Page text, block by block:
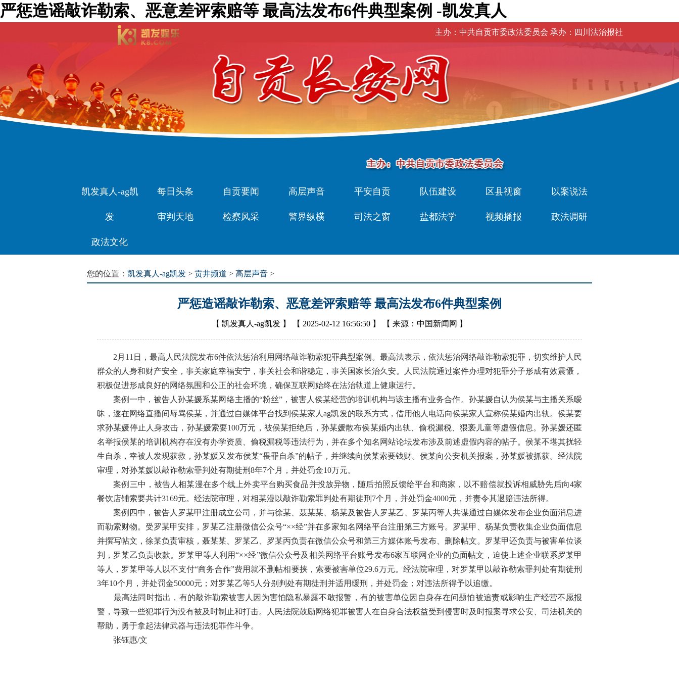
严惩造谣敲诈勒索、恶意差评索赔等 最高法发布6件典型案例 -凯发真人
主办：中共自贡市委政法委员会 承办：四川法治报社
凯发真人-ag凯
发
每日头条 自贡要闻 高层声音 平安自贡 队伍建设 区县视窗 以案说法
审判天地 检察风采 警界纵横 司法之窗 盐都法学 视频播报 政法调研
政法文化
您的位置： 凯发真人-ag凯发 > 贡井频道 > 高层声音 >
严惩造谣敲诈勒索、恶意差评索赔等 最高法发布6件典型案例
【 凯发真人-ag凯发 】 【 2025-02-12 16:56:50 】 【 来源：中国新闻网 】
2月11日，最高人民法院发布6件依法惩治利用网络敲诈勒索犯罪典型案例。最高法表示，依法惩治网络敲诈勒索犯罪，切实维护人民
群众的人身和财产安全，事关家庭幸福安宁，事关社会和谐稳定，事关国家长治久安。人民法院通过案件办理对犯罪分子形成有效震慑，
积极促进形成良好的网络氛围和公正的社会环境，确保互联网始终在法治轨道上健康运行。
案例一中，被告人孙某媛系某网络主播的“粉丝”，被害人侯某经营的培训机构与该主播有业务合作。孙某媛自认为侯某与主播关系暧
昧，遂在网络直播间辱骂侯某，并通过自媒体平台找到侯某家人ag凯发的联系方式，借用他人电话向侯某家人宣称侯某婚内出轨。侯某要
求孙某媛停止人身攻击，孙某媛索要100万元，被侯某拒绝后，孙某媛散布侯某婚内出轨、偷税漏税、猥亵儿童等虚假信息。孙某媛还匿
名举报侯某的培训机构存在没有办学资质、偷税漏税等违法行为，并在多个知名网站论坛发布涉及前述虚假内容的帖子。侯某不堪其扰轻
生自杀，幸被人发现获救，孙某媛又发布侯某“畏罪自杀”的帖子，并继续向侯某索要钱财。侯某向公安机关报案，孙某媛被抓获。经法院
审理，对孙某媛以敲诈勒索罪判处有期徒刑8年7个月，并处罚金10万元。
案例三中，被告人相某漫在多个线上外卖平台购买食品并投放异物，随后拍照反馈给平台和商家，以不赔偿就投诉相威胁先后向4家
餐饮店铺索要共计3169元。经法院审理，对相某漫以敲诈勒索罪判处有期徒刑7个月，并处罚金4000元，并责令其退赔违法所得。
案例四中，被告人罗某甲注册成立公司，并与徐某、聂某某、杨某及被告人罗某乙、罗某丙等人共谋通过自媒体发布企业负面消息进
而勒索财物。受罗某甲安排，罗某乙注册微信公众号“××经”并在多家知名网络平台注册第三方账号。罗某甲、杨某负责收集企业负面信息
并撰写帖文，徐某负责审核，聂某某、罗某乙、罗某丙负责在微信公众号和第三方媒体账号发布、删除帖文。罗某甲还负责与被害单位谈
判，罗某乙负责收款。罗某甲等人利用“××经”微信公众号及相关网络平台账号发布6家互联网企业的负面帖文，迫使上述企业联系罗某甲
等人，罗某甲等人以不支付“商务合作”费用就不删帖相要挟，索要被害单位29.6万元。经法院审理，对罗某甲以敲诈勒索罪判处有期徒刑
3年10个月，并处罚金50000元；对罗某乙等5人分别判处有期徒刑并适用缓刑，并处罚金；对违法所得予以追缴。
最高法同时指出，有的敲诈勒索被害人因为害怕隐私暴露不敢报警，有的被害单位因自身存在问题怕被追责或影响生产经营不愿报
警，导致一些犯罪行为没有被及时制止和打击。人民法院鼓励网络犯罪被害人在自身合法权益受到侵害时及时报案寻求公安、司法机关的
帮助，勇于拿起法律武器与违法犯罪作斗争。
张钰惠/文